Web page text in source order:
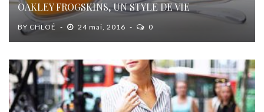
OAKLEY FROGSKINS, UN STYLE DE VIE
BY CHLOÉ 24 mai, 2016 0